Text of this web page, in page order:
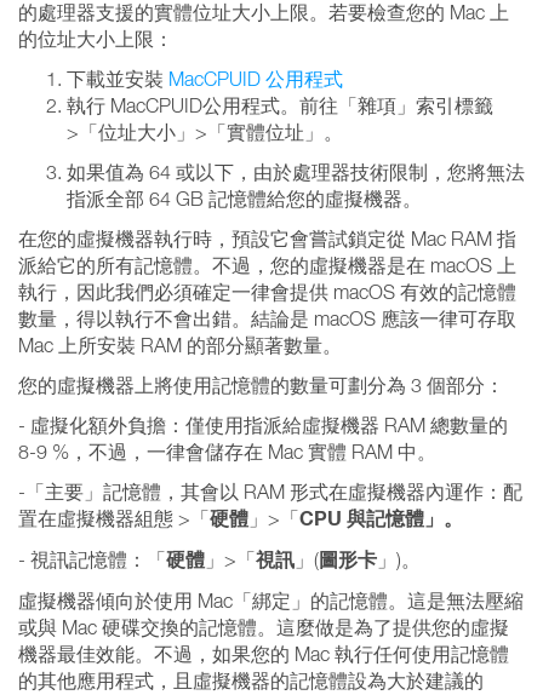
的處理器支援的實體位址大小上限。若要檢查您的 Mac 上
的位址大小上限：
下載並安裝 MacCPUID 公用程式
執行 MacCPUID公用程式。前往「雜項」索引標籤
>「位址大小」>「實體位址」。
如果值為 64 或以下，由於處理器技術限制，您將無法
指派全部 64 GB 記憶體給您的虛擬機器。
在您的虛擬機器執行時，預設它會嘗試鎖定從 Mac RAM 指
派給它的所有記憶體。不過，您的虛擬機器是在 macOS 上
執行，因此我們必須確定一律會提供 macOS 有效的記憶體
數量，得以執行不會出錯。結論是 macOS 應該一律可存取
Mac 上所安裝 RAM 的部分顯著數量。
您的虛擬機器上將使用記憶體的數量可劃分為 3 個部分：
- 虛擬化額外負擔：僅使用指派給虛擬機器 RAM 總數量的
8-9 %，不過，一律會儲存在 Mac 實體 RAM 中。
-「主要」記憶體，其會以 RAM 形式在虛擬機器內運作：配
置在虛擬機器組態 >「硬體 」>「CPU 與記憶體」。
- 視訊記憶體：「硬體 」>「視訊 」(圖形卡 」)。
虛擬機器傾向於使用 Mac「綁定」的記憶體。這是無法壓縮
或與 Mac 硬碟交換的記憶體。這麼做是為了提供您的虛擬
機器最佳效能。不過，如果您的 Mac 執行任何使用記憶體
的其他應用程式，且虛擬機器的記憶體設為大於建議的